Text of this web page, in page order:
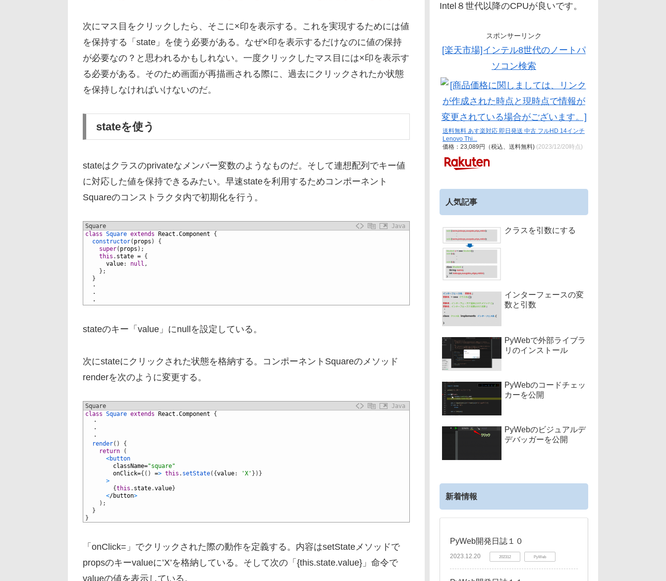
次にマス目をクリックしたら、そこに×印を表示する。これを実現するためには値
を保持する「state」を使う必要がある。なぜ×印を表示するだけなのに値の保持
が必要なの？と思われるかもしれない。一度クリックしたマス目には×印を表示す
る必要がある。そのため画面が再描画される際に、過去にクリックされたか状態
を保持しなければいけないのだ。
stateを使う
stateはクラスのprivateなメンバー変数のようなものだ。そして連想配列でキー値
に対応した値を保持できるみたい。早速stateを利用するためコンポーネント
Squareのコンストラクタ内で初期化を行う。
Square
Java
class Square extends React .Component
{
constructor( props )
{
super( props ) ;
this . state = {
value: null ,
} ;
}
・
・
・
stateのキー「value」にnullを設定している。
次にstateにクリックされた状態を格納する。コンポーネントSquareのメソッド
renderを次のように変更する。
Square
Java
class Square extends React .Component
{
・
・
・
render( )
{
return
(
<button
className="square"
onClick={ ( ) => this . setState( {value: 'X' } ) }
>
{this . state.value}
</button>
) ;
}
}
「onClick=」でクリックされた際の動作を定義する。内容はsetStateメソッドで
propsのキーvalueに’X’を格納している。そして次の「{this.state.value}」命令で
valueの値を表示している。
Intel８世代以降のCPUが良いです。
スポンサーリンク
[楽天市場]インテル8世代のノートパ
ソコン検索
送料無料 あす楽対応 即日発送 中古 フルHD 14インチ
Lenovo Thi...
価格：23,089円（税込、送料無料) (2023/12/20時点)
人気記事
クラスを引数にする
インターフェースの変
数と引数
PyWebで外部ライブラ
リのインストール
PyWebのコードチェッ
カーを公開
PyWebのビジュアルデ
デバッガーを公開
新着情報
PyWeb開発日誌１０
2023.12.20 202312 PyWeb